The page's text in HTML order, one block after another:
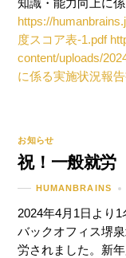
知識・能力向上に
https://
度スコア表-1.pdf
content/uploads/
に係る実施状況報
お知らせ
祝！一般就労
HUMANBRAINS
2024年4月1日より1
バックオフィス堺
労されました。新